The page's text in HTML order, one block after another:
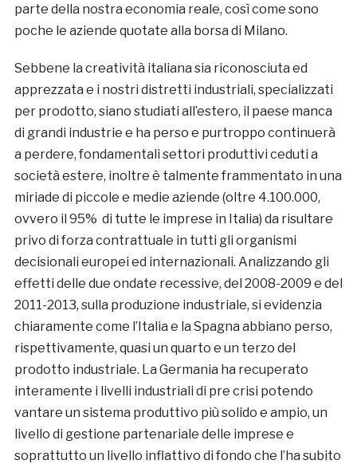
parte della nostra economia reale, così come sono
poche le aziende quotate alla borsa di Milano.
Sebbene la creatività italiana sia riconosciuta ed
apprezzata e i nostri distretti industriali, specializzati
per prodotto, siano studiati all’estero, il paese manca
di grandi industrie e ha perso e purtroppo continuerà
a perdere, fondamentali settori produttivi ceduti a
società estere, inoltre è talmente frammentato in una
miriade di piccole e medie aziende (oltre 4.100.000,
ovvero il 95% di tutte le imprese in Italia) da risultare
privo di forza contrattuale in tutti gli organismi
decisionali europei ed internazionali. Analizzando gli
effetti delle due ondate recessive, del 2008-2009 e del
2011-2013, sulla produzione industriale, si evidenzia
chiaramente come l’Italia e la Spagna abbiano perso,
rispettivamente, quasi un quarto e un terzo del
prodotto industriale. La Germania ha recuperato
interamente i livelli industriali di pre crisi potendo
vantare un sistema produttivo più solido e ampio, un
livello di gestione partenariale delle imprese e
soprattutto un livello inflattivo di fondo che l’ha subito